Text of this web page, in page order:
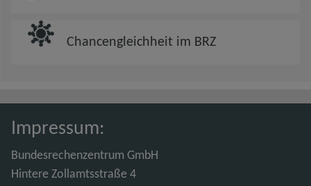
Chancengleichheit im BRZ
Impressum:
Bundesrechenzentrum GmbH
Hintere Zollamtsstraße 4